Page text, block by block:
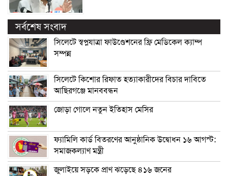
সর্বশেষ সংবাদ
সিলেটে স্বপ্নযাত্রা ফাউণ্ডেশনের ফ্রি মেডিকেল ক্যাম্প
সম্পন্ন
সিলেটে কিশোর রিফাত হত্যাকারীদের বিচার দাবিতে
আছিরগঞ্জে মানববন্ধন
জোড়া গোলে নতুন ইতিহাস মেসির
ফ্যামিলি কার্ড বিতরণের আনুষ্ঠানিক উদ্বোধন ১৬ আগস্ট:
সমাজকল্যাণ মন্ত্রী
জুলাইয়ে সড়কে প্রাণ ঝড়েছে ৪১৬ জনের